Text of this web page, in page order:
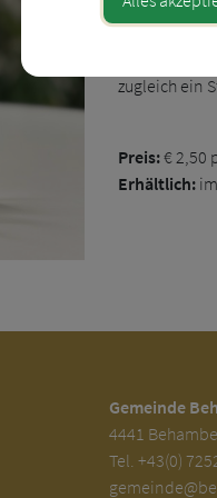
In Zeiten von
zugleich ein
Preis:€ 2,50
Erhältlich:im
Gemeinde
4441
Tel. +43(0)